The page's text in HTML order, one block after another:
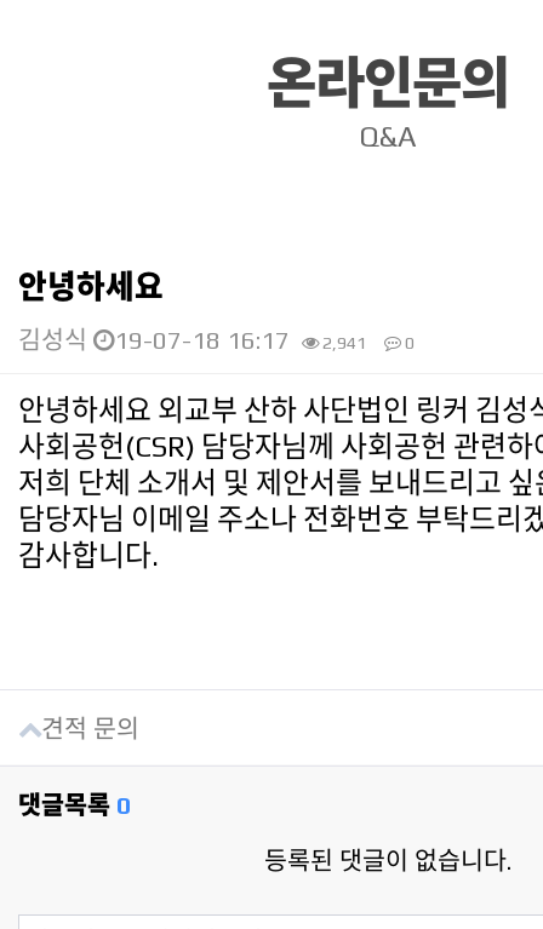
온라인문의
Q&A
안녕하세요
김성식 19-07-18 16:17 2,941 0
본문
안녕하세요 외교부 산하 사단법인 링커 김성
사회공헌(CSR) 담당자님께 사회공헌 관련하
저희 단체 소개서 및 제안서를 보내드리고 싶
담당자님 이메일 주소나 전화번호 부탁드리
감사합니다.
견적 문의
댓글목록 0
등록된 댓글이 없습니다.